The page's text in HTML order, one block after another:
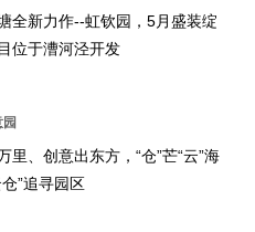
全新力作--虹钦园，5月盛装绽
位于漕河泾开发
里、创意出东方，“仓”芒“云”海
”追寻园区